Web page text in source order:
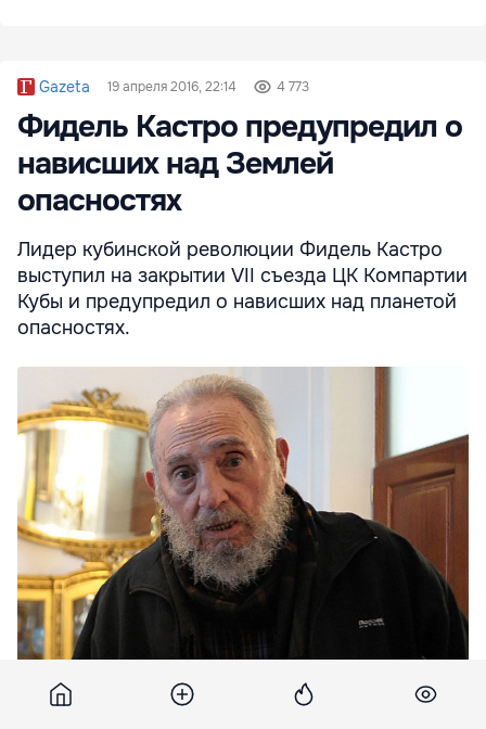
Gazeta 19 апреля 2016, 22:14 4 773
Фидель Кастро предупредил о
нависших над Землей
опасностях
Лидер кубинской революции Фидель Кастро
выступил на закрытии VII съезда ЦК Компартии
Кубы и предупредил о нависших над планетой
опасностях.